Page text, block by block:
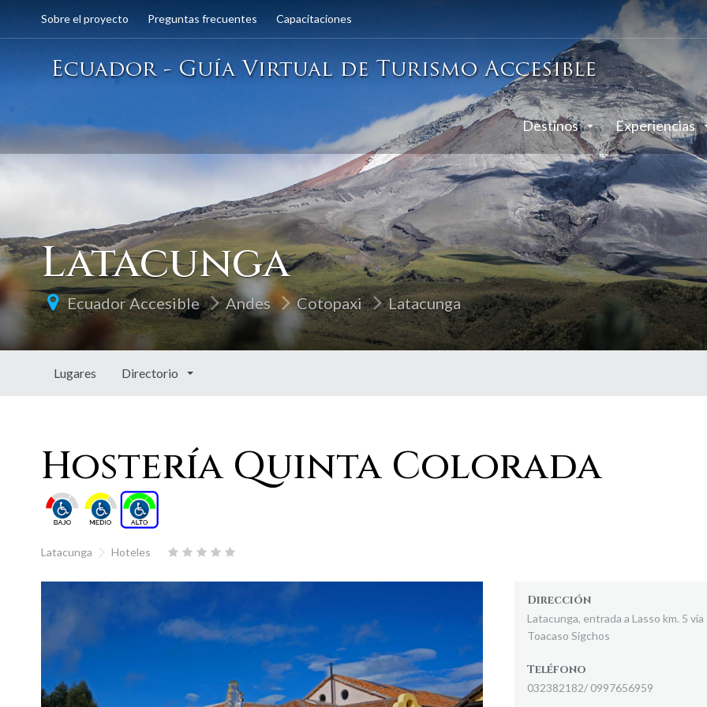
Sobre el proyecto Preguntas frecuentes Capacitaciones
Destinos Experiencias
Latacunga
Ecuador Accesible Andes Cotopaxi Latacunga
Lugares Directorio
Hostería Quinta Colorada
Latacunga Hoteles
Dirección
Latacunga, entrada a Lasso km. 5 vía
Toacaso Sigchos
Teléfono
032382182/ 0997656959